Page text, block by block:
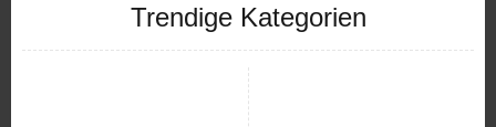
Trendige Kategorien